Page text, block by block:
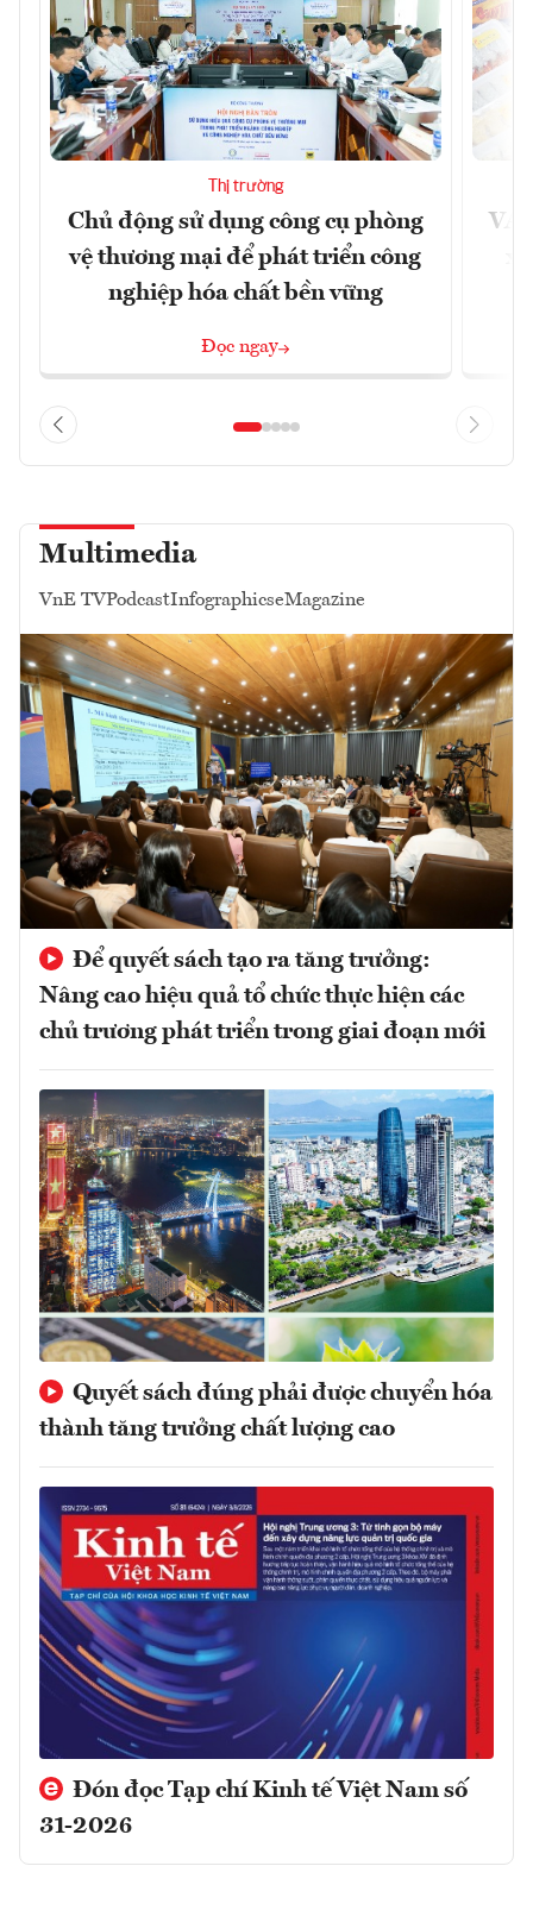
Thị trường
Chủ động sử dụng công cụ phòng
vệ thương mại để phát triển công
nghiệp hóa chất bền vững
Đọc ngay
Multimedia
VnE TVPodcastInfographicseMagazine
Để quyết sách tạo ra tăng trưởng:
Nâng cao hiệu quả tổ chức thực hiện các
chủ trương phát triển trong giai đoạn mới
Quyết sách đúng phải được chuyển hóa
thành tăng trưởng chất lượng cao
Đón đọc Tạp chí Kinh tế Việt Nam số
31-2026